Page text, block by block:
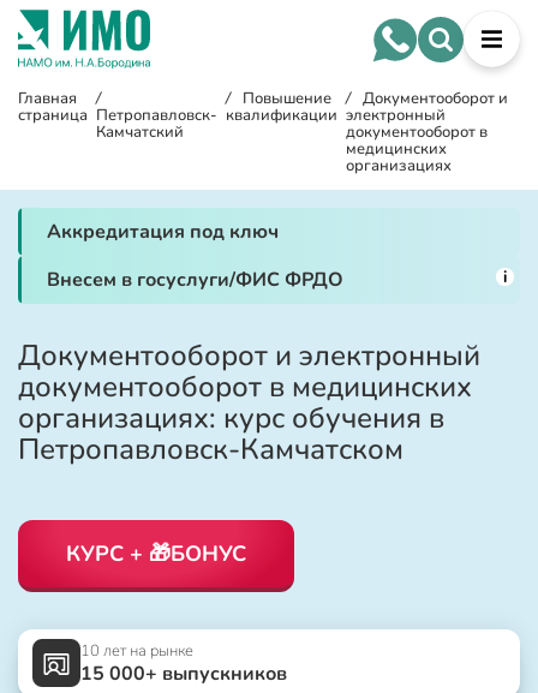
Главная
страница
/
Петропавловск-
Камчатский
/ Повышение
квалификации
/ Документооборот и
электронный
документооборот в
медицинских
организациях
Аккредитация под ключ
Внесем в госуслуги/ФИС ФРДО
i
Документооборот и электронный
документооборот в медицинских
организациях: курс обучения в
Петропавловск-Камчатском
КУРС + 🎁БОНУС
10 лет на рынке
15 000+ выпускников